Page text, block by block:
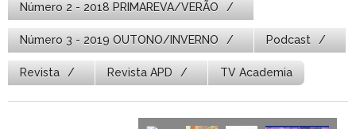
Número 2 - 2018 PRIMAREVA/VERÃO
Número 3 - 2019 OUTONO/INVERNO Podcast
Revista Revista APD TV Academia